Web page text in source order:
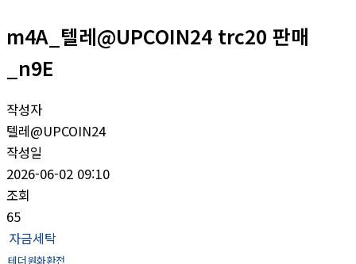
m4A_텔레@UPCOIN24 trc20 판매
_n9E
작성자
텔레@UPCOIN24
작성일
2026-06-02 09:10
조회
65
자금세탁
테더원화환전